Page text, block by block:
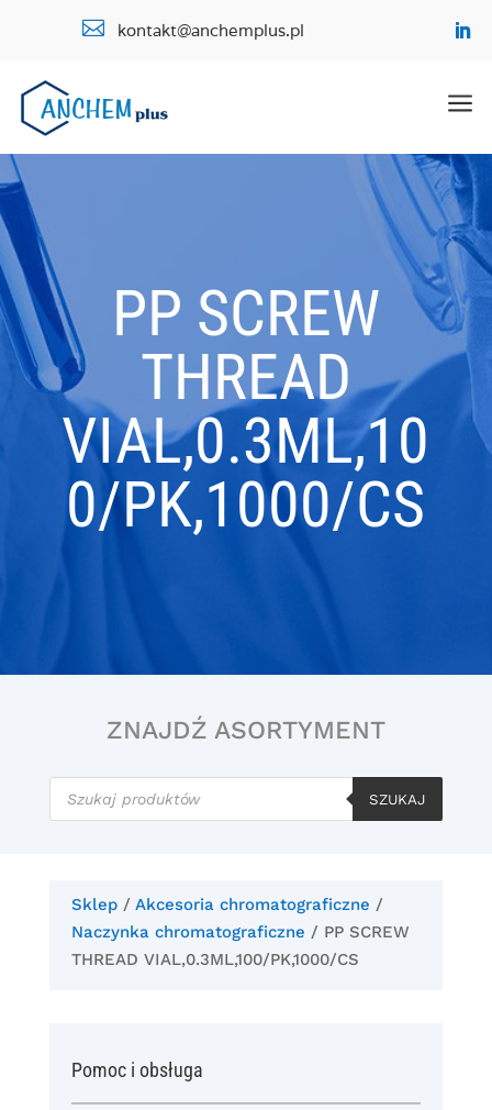
 kontakt@anchemplus.pl
a
PP SCREW
THREAD
VIAL,0.3ML,10
0/PK,1000/CS
ZNAJDŹ ASORTYMENT
Wyszukiwarka
produktów
SZUKAJ
Sklep/ Akcesoria chromatograficzne /
Naczynka chromatograficzne / PP SCREW
THREAD VIAL,0.3ML,100/PK,1000/CS
Pomoc i obsługa